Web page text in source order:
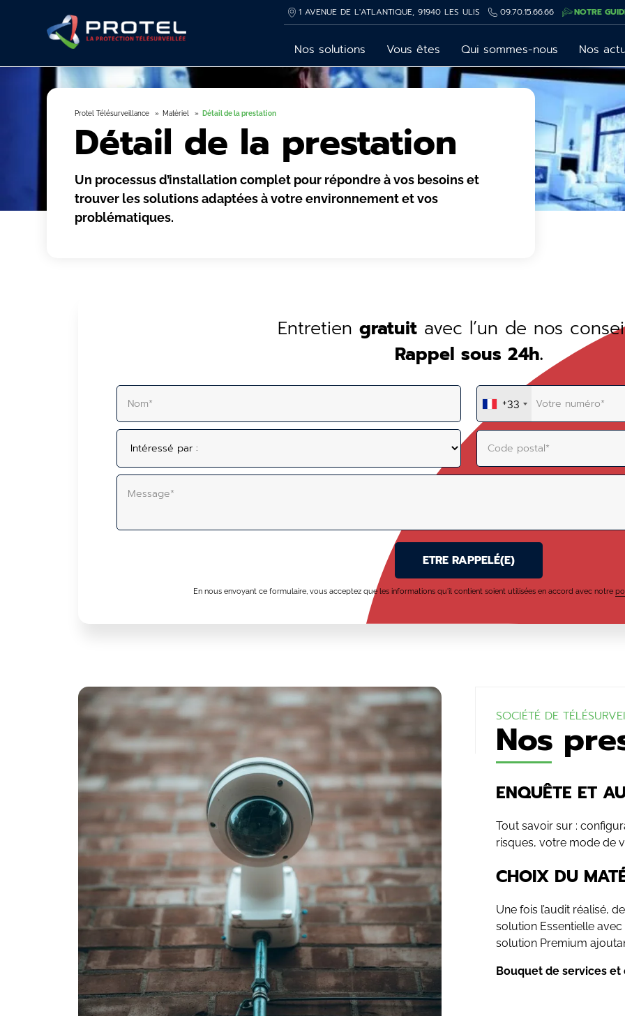
1 AVENUE DE L'ATLANTIQUE, 91940 LES ULIS 09.70.15.66.66 NOTRE
Nos solutions Vous êtes Qui sommes-nous Nos
Protel Télésurveillance Matériel Détail de la prestation
Détail de la prestation
Un processus d’installation complet pour répondre à vos besoins et
trouver les solutions adaptées à votre environnement et vos
problématiques.
Entretien gratuitavec l’un de nos
Rappel sous 24h.
+33
En nous envoyant ce formulaire, vous acceptez que les informations qu'il contient soient utilisées en accord avec notre
ALTERNATIVE:
SOCIÉTÉ DE
Nos
ENQUÊTE ET
Tout savoir sur :
risques, votre mode de
CHOIX DU
Une fois l’audit réalisé,
solution Essentielle
solution Premium
Bouquet de services